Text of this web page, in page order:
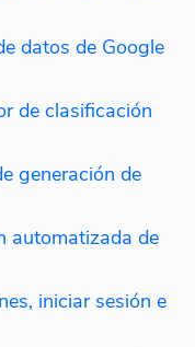
datos de Google
de clasificación
generación de
automatizada de
iniciar sesión e